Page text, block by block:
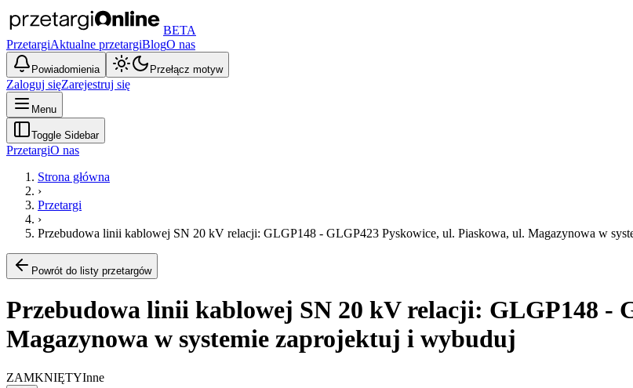
BETA
PrzetargiAktualne przetargiBlogO nas
Powiadomienia Przełącz motyw
Zaloguj sięZarejestruj się
Menu
Toggle Sidebar
PrzetargiO nas
Strona główna
›
Przetargi
›
Przebudowa linii kablowej SN 20 kV relacji: GLGP148 - GLGP423 Pyskowice, ul. Piaskowa, ul. Magazynowa w
Powrót do listy przetargów
Przebudowa linii kablowej SN 20 kV relacji: GLGP148 -
Magazynowa w systemie zaprojektuj i wybuduj
ZAMKNIĘTYInne